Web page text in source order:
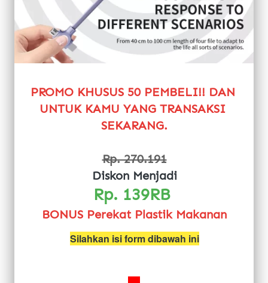
PROMO KHUSUS 50 PEMBELI!! DAN
UNTUK KAMU YANG TRANSAKSI
SEKARANG.
Rp. 270.191
Diskon Menjadi
Rp. 139RB
BONUS Perekat Plastik Makanan
Silahkan isi form dibawah ini